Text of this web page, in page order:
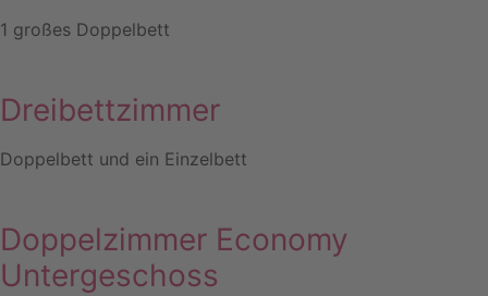
1 großes Doppelbett
Dreibettzimmer
Doppelbett und ein Einzelbett
Doppelzimmer Economy
Untergeschoss